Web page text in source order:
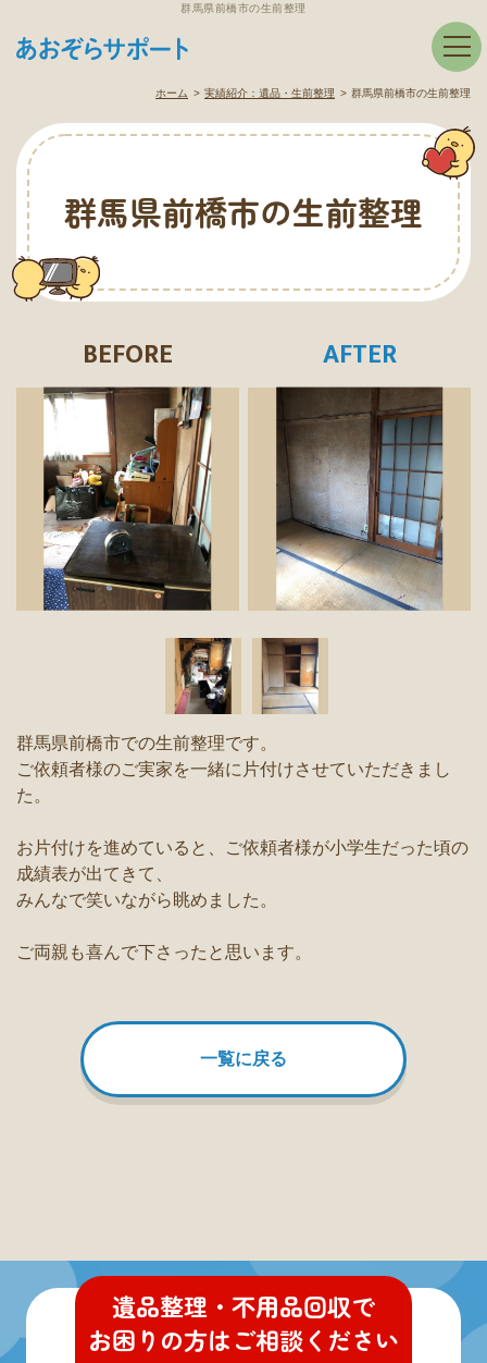
群馬県前橋市の生前整理
ホーム 実績紹介： 遺品・生前整理 群馬県前橋市の生前整理
群馬県前橋市の生前整理
BEFORE AFTER
群馬県前橋市での生前整理です。
ご依頼者様のご実家を一緒に片付けさせていただきまし
た。
お片付けを進めていると、ご依頼者様が小学生だった頃の
成績表が出てきて、
みんなで笑いながら眺めました。
ご両親も喜んで下さったと思います。
一覧に戻る
遺品整理・不用品回収で
お困りの方はご相談ください